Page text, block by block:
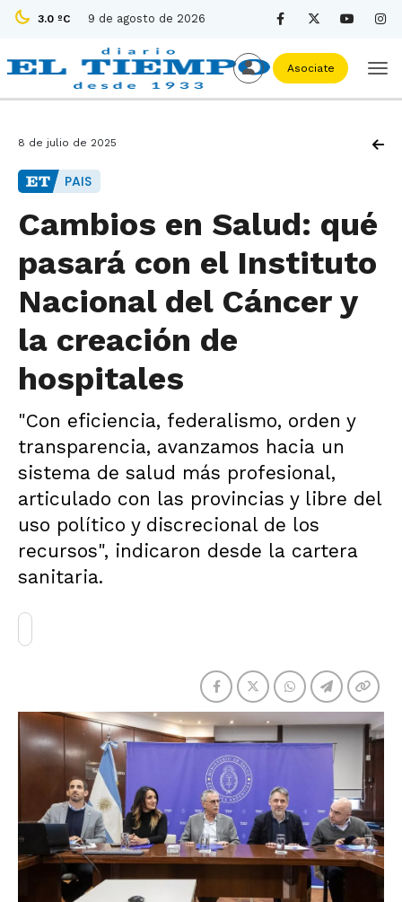
3.0 ºC 9 de agosto de 2026
Asociate
8 de julio de 2025
PAIS
Cambios en Salud: qué
pasará con el Instituto
Nacional del Cáncer y
la creación de
hospitales
"Con eficiencia, federalismo, orden y
transparencia, avanzamos hacia un
sistema de salud más profesional,
articulado con las provincias y libre del
uso político y discrecional de los
recursos", indicaron desde la cartera
sanitaria.